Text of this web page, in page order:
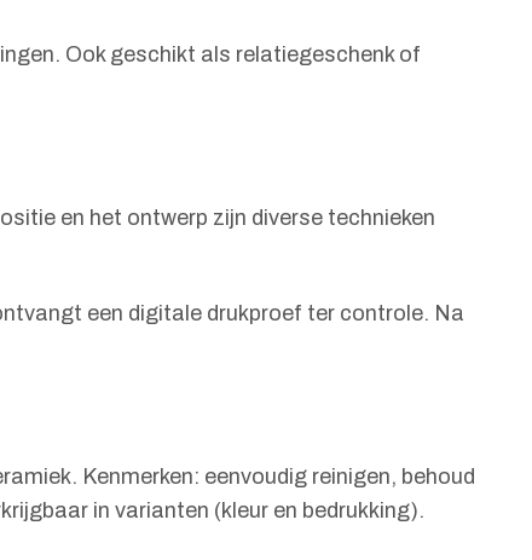
Ook geschikt als relatiegeschenk of
en het ontwerp zijn diverse technieken
een digitale drukproef ter controle. Na
Kenmerken: eenvoudig reinigen, behoud
in varianten (kleur en bedrukking).